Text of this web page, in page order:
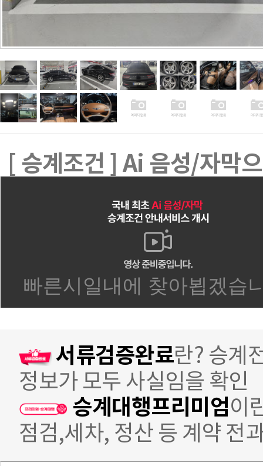
서류검증완료란? 승계
정보가 모두 사실임을 확인
승계대행프리미엄이
점검,세차, 정산 등 계약 전